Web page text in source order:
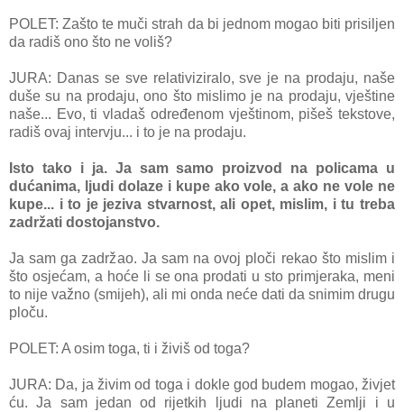
POLET: Zašto te muči strah da bi jednom mogao biti prisiljen
da radiš ono što ne voliš?
JURA: Danas se sve relativiziralo, sve je na prodaju, naše
duše su na prodaju, ono što mislimo je na prodaju, vještine
naše... Evo, ti vladaš određenom vještinom, pišeš tekstove,
radiš ovaj intervju... i to je na prodaju.
Isto tako i ja. Ja sam samo proizvod na policama u
dućanima, ljudi dolaze i kupe ako vole, a ako ne vole ne
kupe... i to je jeziva stvarnost, ali opet, mislim, i tu treba
zadržati dostojanstvo.
Ja sam ga zadržao. Ja sam na ovoj ploči rekao što mislim i
što osjećam, a hoće li se ona prodati u sto primjeraka, meni
to nije važno (smijeh), ali mi onda neće dati da snimim drugu
ploču.
POLET: A osim toga, ti i živiš od toga?
JURA: Da, ja živim od toga i dokle god budem mogao, živjet
ću. Ja sam jedan od rijetkih ljudi na planeti Zemlji i u